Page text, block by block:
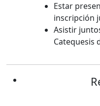
Estar
inscripción
Asistir
Catequesis